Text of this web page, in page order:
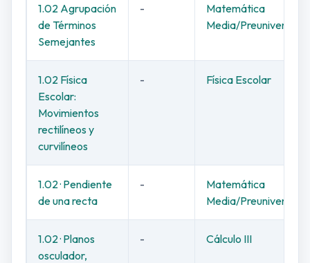
1.02 Agrupación
de Términos
Semejantes
-
Matemática
Media/
1.02 Física
Escolar:
Movimientos
rectilíneos y
curvilíneos
- Física Escolar
1.02 · Pendiente
de una recta
-
Matemática
Media/
1.02 · Planos
osculador,
- Cálculo III